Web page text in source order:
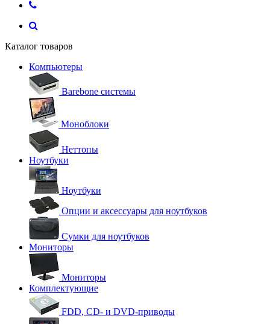
Каталог товаров
Компьютеры
Barebone системы
Моноблоки
Неттопы
Ноутбуки
Ноутбуки
Опции и аксессуары для ноутбуков
Сумки для ноутбуков
Мониторы
Мониторы
Комплектующие
FDD, CD- и DVD-приводы